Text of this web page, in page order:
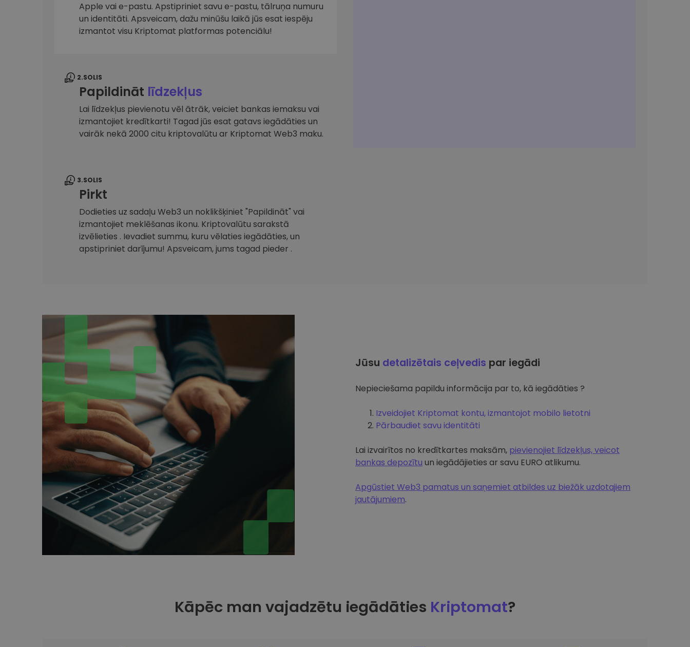
maks
Ieguldījumu palīgs
Atrodi savu kripto stratēģiju
Apple vai e-pastu. Apstipriniet savu e-pastu, tālruņa numuru
un identitāti. Apsveicam, dažu minūšu laikā jūs esat iespēju
izmantot visu Kriptomat platformas potenciālu!
2.SOLIS
Papildināt līdzekļus
Lai līdzekļus pievienotu vēl ātrāk, veiciet bankas iemaksu vai
izmantojiet kredītkarti! Tagad jūs esat gatavs iegādāties un
vairāk nekā 2000 citu kriptovalūtu ar Kriptomat Web3 maku.
3.SOLIS
Pirkt
Dodieties uz sadaļu Web3 un noklikšķiniet "Papildināt" vai
izmantojiet meklēšanas ikonu. Kriptovalūtu sarakstā
izvēlieties . Ievadiet summu, kuru vēlaties iegādāties, un
apstipriniet darījumu! Apsveicam, jums tagad pieder .
Jūsu detalizētais ceļvedis par iegādi
Nepieciešama papildu informācija par to, kā iegādāties ?
Izveidojiet Kriptomat kontu, izmantojot mobilo lietotni
Pārbaudiet savu identitāti
Lai izvairītos no kredītkartes maksām, pievienojiet līdzekļus, veicot
bankas depozītu un iegādājieties ar savu EURO atlikumu.
Apgūstiet Web3 pamatus un saņemiet atbildes uz biežāk uzdotajiem
jautājumiem.
Kāpēc man vajadzētu iegādāties Kriptomat?